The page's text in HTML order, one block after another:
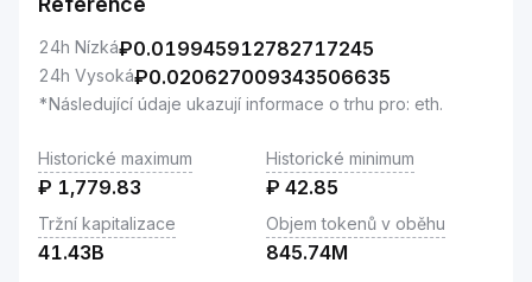
24h Nízká₽0.019945912782717245
24h Vysoká₽0.020627009343506635
*Následující údaje ukazují informace o trhu pro: eth.
Historické maximum
₽ 1,779.83
Historické minimum
₽ 42.85
Tržní kapitalizace
41.43B
Objem tokenů v oběhu
845.74M